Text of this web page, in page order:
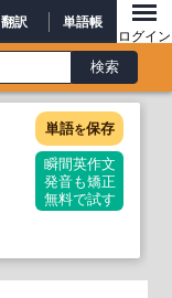
翻訳 単語帳
ログイン
単語を保存
瞬間英作文
発音も矯正
無料で試す